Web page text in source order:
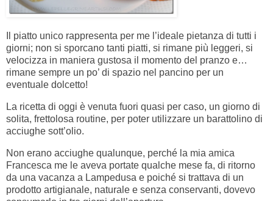
Il piatto unico rappresenta per me l’ideale pietanza di tutti i
giorni; non si sporcano tanti piatti, si rimane più leggeri, si
velocizza in maniera gustosa il momento del pranzo e…
rimane sempre un po’ di spazio nel pancino per un
eventuale dolcetto!
La ricetta di oggi è venuta fuori quasi per caso, un giorno di
solita, frettolosa routine, per poter utilizzare un barattolino di
acciughe sott’olio.
Non erano acciughe qualunque, perché la mia amica
Francesca me le aveva portate qualche mese fa, di ritorno
da una vacanza a Lampedusa e poiché si trattava di un
prodotto artigianale, naturale e senza conservanti, dovevo